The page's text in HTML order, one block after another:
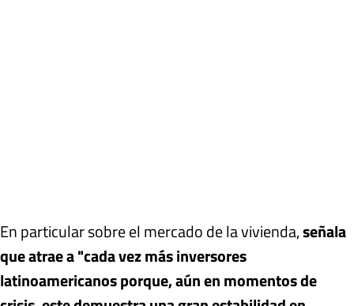
En particular sobre el mercado de la vivienda,señala
que atrae a "cada vez más inversores
latinoamericanos porque, aún en momentos de